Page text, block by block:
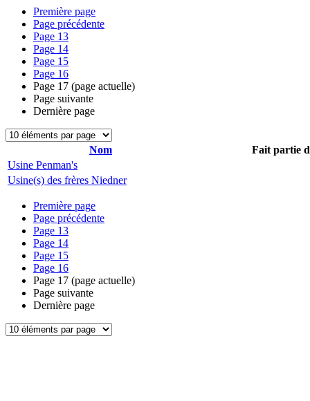
Première page
Page précédente
Page 13
Page 14
Page 15
Page 16
Page 17 (page actuelle)
Page suivante
Dernière page
Nom
Fait partie
Usine Penman's
Usine(s) des frères Niedner
Première page
Page précédente
Page 13
Page 14
Page 15
Page 16
Page 17 (page actuelle)
Page suivante
Dernière page